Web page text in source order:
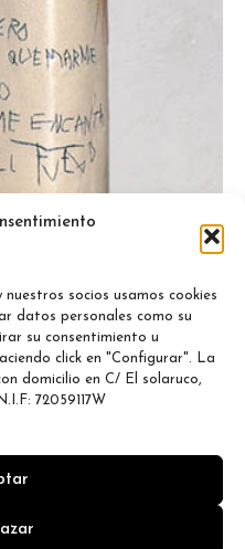
socios usamos cookies
datos personales como su
su consentimiento u
click en "Configurar". La
domicilio en C/ El solaruco,
72059117W